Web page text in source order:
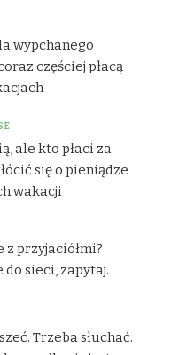
wypchanego
częściej płacą
ale kto płaci za
się o pieniądze
wakacji
z przyjaciółmi?
sieci, zapytaj.
Trzeba słuchać.